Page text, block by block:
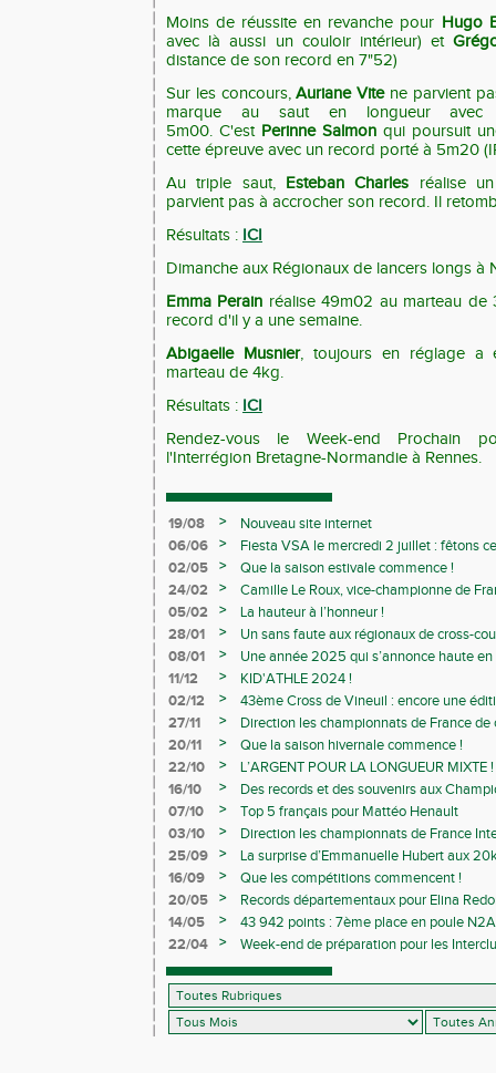
Moins de réussite en revanche pour Hugo
avec là aussi un couloir intérieur) et
distance de son record en 7"52)
Sur les concours,Auriane Vite ne parvient
marque au saut en longueur
5m00. C'est Perinne Salmon qui poursuit
cette épreuve avec un record porté à 5m20
Au triple saut,Esteban Charles réalise
parvient pas à accrocher son record. Il
Résultats : ICI
Dimanche aux Régionaux de lancers longs à
Emma Perain réalise 49m02 au marteau
record d'il y a une semaine.
Abigaelle Musnier, toujours en réglage a
marteau de 4kg.
Résultats : ICI
Rendez-vous le Week-end Prochain
l'Interrégion Bretagne-Normandie à Rennes.
19/08 >
Nouveau site internet
06/06
>
Fiesta VSA le mercredi 2 juillet : fêtons
02/05
>
Que la saison estivale commence !
24/02
>
Camille Le Roux, vice-championne de
05/02
>
La hauteur à l’honneur !
28/01
>
Un sans faute aux régionaux de cross-
08/01
>
Une année 2025 qui s’annonce haute
11/12
>
KID'ATHLE 2024 !
02/12
>
43ème Cross de Vineuil : encore une
27/11
>
Direction les championnats de France de
20/11
>
Que la saison hivernale commence !
22/10
>
L’ARGENT POUR LA LONGUEUR MIXTE !
16/10
>
Des records et des souvenirs aux
Avenirs
07/10 >
Top 5 français pour Mattéo Henault
03/10
>
Direction les championnats de France
25/09
>
La surprise d’Emmanuelle Hubert aux
16/09
>
Que les compétitions commencent !
20/05
>
Records départementaux pour Elina
14/05
>
43 942 points : 7ème place en poule
22/04
>
Week-end de préparation pour les